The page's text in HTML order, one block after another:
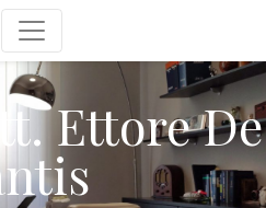
Ettore De